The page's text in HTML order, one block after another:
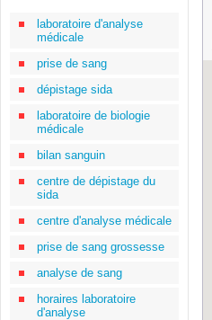
laboratoire d'analyse
médicale
prise de sang
dépistage sida
laboratoire de biologie
médicale
bilan sanguin
centre de dépistage du
sida
centre d'analyse médicale
prise de sang grossesse
analyse de sang
horaires laboratoire
d'analyse